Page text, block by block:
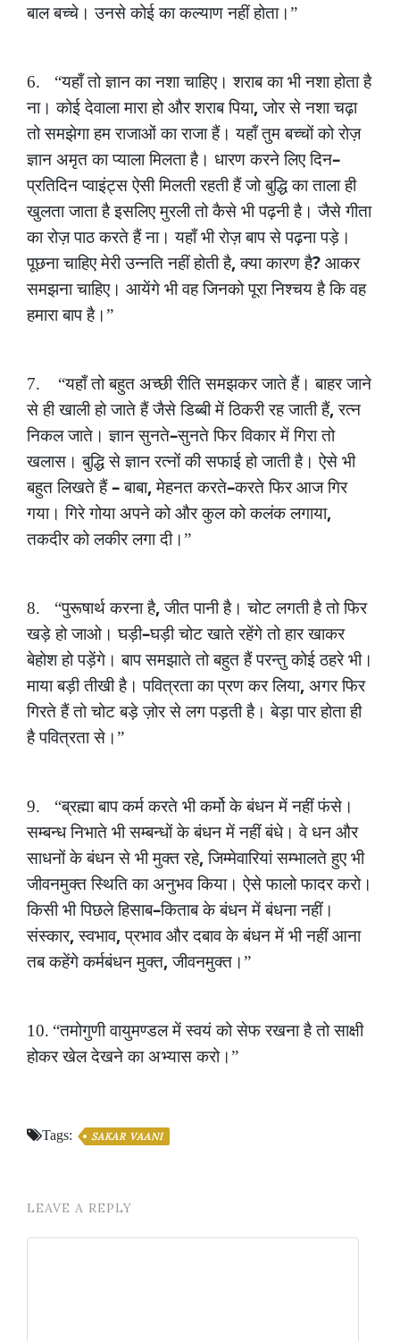
बाल बच्चे। उनसे कोई का कल्याण नहीं होता।”
6. “यहाँ तो ज्ञान का नशा चाहिए। शराब का भी नशा होता है
ना। कोई देवाला मारा हो और शराब पिया,जोर से नशा चढ़ा
तो समझेगा हम राजाओं का राजा हैं। यहाँ तुम बच्चों को रोज़
ज्ञान अमृत का प्याला मिलता है। धारण करने लिए दिन–
प्रतिदिन प्वाइंट्स ऐसी मिलती रहती हैं जो बुद्धि का ताला ही
खुलता जाता है इसलिए मुरली तो कैसे भी पढ़नी है। जैसे गीता
का रोज़ पाठ करते हैं ना। यहाँ भी रोज़ बाप से पढ़ना पड़े।
पूछना चाहिए मेरी उन्नति नहीं होती है,क्या कारण है? आकर
समझना चाहिए। आयेंगे भी वह जिनको पूरा निश्चय है कि वह
हमारा बाप है।”
7. “यहाँ तो बहुत अच्छी रीति समझकर जाते हैं। बाहर जाने
से ही खाली हो जाते हैं जैसे डिब्बी में ठिकरी रह जाती हैं,रत्न
निकल जाते। ज्ञान सुनते–सुनते फिर विकार में गिरा तो
खलास। बुद्धि से ज्ञान रत्नों की सफाई हो जाती है। ऐसे भी
बहुत लिखते हैं–बाबा,मेहनत करते–करते फिर आज गिर
गया। गिरे गोया अपने को और कुल को कलंक लगाया,
तकदीर को लकीर लगा दी।”
8. “पुरूषार्थ करना है,जीत पानी है। चोट लगती है तो फिर
खड़े हो जाओ। घड़ी–घड़ी चोट खाते रहेंगे तो हार खाकर
बेहोश हो पड़ेंगे। बाप समझाते तो बहुत हैं परन्तु कोई ठहरे भी।
माया बड़ी तीखी है। पवित्रता का प्रण कर लिया, अगर फिर
गिरते हैं तो चोट बड़े ज़ोर से लग पड़ती है। बेड़ा पार होता ही
है पवित्रता से।”
9. “ब्रह्मा बाप कर्म करते भी कर्मो के बंधन में नहीं फंसे।
सम्बन्ध निभाते भी सम्बन्धों के बंधन में नहीं बंधे। वे धन और
साधनों के बंधन से भी मुक्त रहे,जिम्मेवारियां सम्भालते हुए भी
जीवनमुक्त स्थिति का अनुभव किया। ऐसे फालो फादर करो।
किसी भी पिछले हिसाब–किताब के बंधन में बंधना नहीं।
संस्कार,स्वभाव,प्रभाव और दबाव के बंधन में भी नहीं आना
तब कहेंगे कर्मबंधन मुक्त,जीवनमुक्त।”
10. “तमोगुणी वायुमण्डल में स्वयं को सेफ रखना है तो साक्षी
होकर खेल देखने का अभ्यास करो।”
Tags: SAKAR VAANI
LEAVE A REPLY